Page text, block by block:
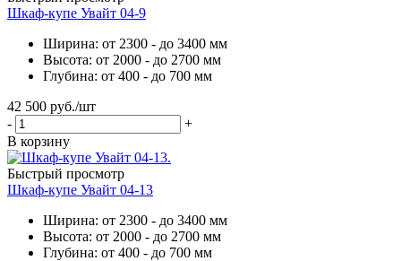
Шкаф-купе Увайт 04-9
Ширина: от 2300 - до 3400 мм
Высота: от 2000 - до 2700 мм
Глубина: от 400 - до 700 мм
42 500 руб./шт
-
+
В корзину
Быстрый просмотр
Шкаф-купе Увайт 04-13
Ширина: от 2300 - до 3400 мм
Высота: от 2000 - до 2700 мм
Глубина: от 400 - до 700 мм